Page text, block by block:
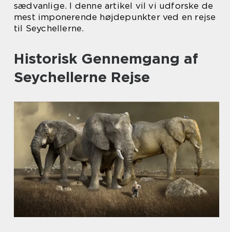
sædvanlige. I denne artikel vil vi udforske de
mest imponerende højdepunkter ved en rejse
til Seychellerne.
Historisk Gennemgang af
Seychellerne Rejse